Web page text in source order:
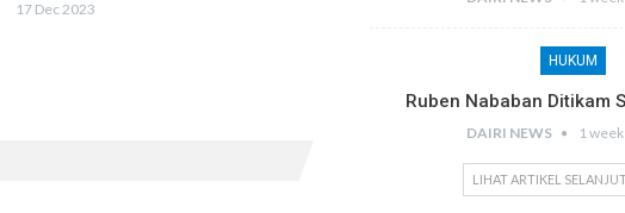
17 Dec 2023
HUKUM
Ruben Nababan Ditikam
DAIRI NEWS 1
LIHAT ARTIKEL